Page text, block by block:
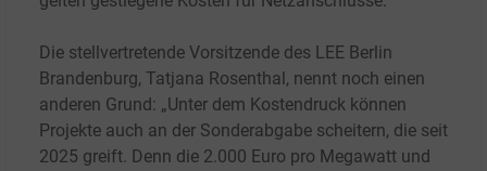
Die stellvertretende Vorsitzende des LEE Berlin
Brandenburg, Tatjana Rosenthal, nennt noch einen
anderen Grund: „Unter dem Kostendruck können
Projekte auch an der Sonderabgabe scheitern, die seit
2025 greift. Denn die 2.000 Euro pro Megawatt und